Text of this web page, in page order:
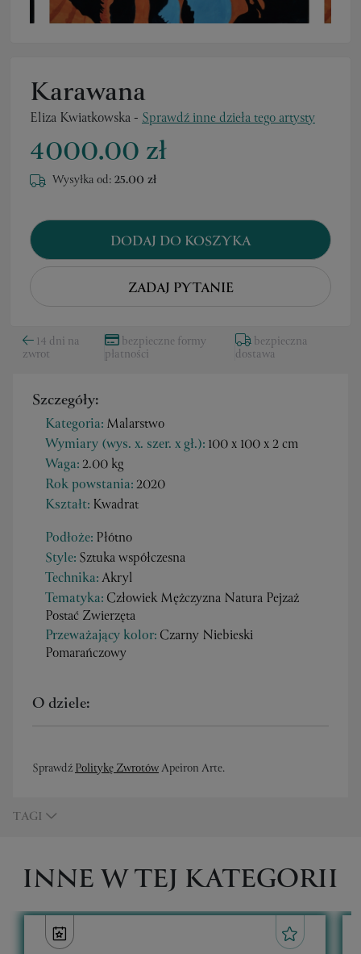
Karawana
Eliza Kwiatkowska- Sprawdź inne dzieła tego artysty
4000.00 zł
Wysyłka od:25.00 zł
DODAJ DO KOSZYKA
ZADAJ PYTANIE
14 dni na
zwrot
bezpieczne formy
płatności
bezpieczna
dostawa
Szczegóły:
Kategoria: Malarstwo
Wymiary (wys. x. szer. x gł.): 100 x 100 x 2 cm
Waga:2.00 kg
Rok powstania:2020
Kształt: Kwadrat
Podłoże: Płótno
Style: Sztuka współczesna
Technika:Akryl
Tematyka: Człowiek Mężczyzna Natura Pejzaż
Postać Zwierzęta
Przeważający kolor: Czarny Niebieski
Pomarańczowy
O dziele:
SprawdźPolitykę ZwrotówApeiron Arte.
TAGI
INNE W TEJ KATEGORII